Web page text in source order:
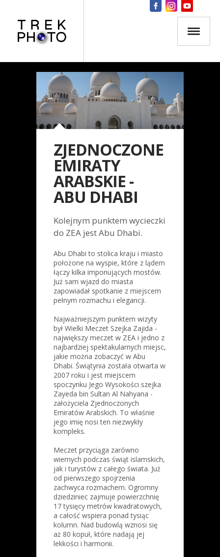
ZJEDNOCZONE
EMIRATY
ARABSKIE -
ABU DHABI
Kolejnym punktem wycieczki
do ZEA jest Abu Dhabi.
Abu Dhabi to stolica kraju i miasto
położone na wyspie, które z lądem
łączy kilka imponujących mostów.
Już sam wjazd do miasta
zapowiadał spotkanie z miejscem
pełnym rozmachu i elegancji.
Najważniejszym punktem wizyty
był Wielki Meczet Szejka Zajida -
największy meczet w ZEA i jedno z
najbardziej spektakularnych miejsc,
jakie można zobaczyć w Abu
Dhabi. Świątynia została otwarta w
2007 roku i jest miejscem
spoczynku Jego Wysokości szejka
Zayeda bin Sultan Al Nahyana -
założyciela Zjednoczonych
Emiratów Arabskich. To właśnie
jego imię nosi ten niezwykły
kompleks.
Meczet przyciąga zarówno
wiernych podczas świąt islamskich,
jak i turystów z całego świata. Już
od pierwszego spojrzenia
zachwyca rozmachem. Ogromny
dziedziniec zajmuje powierzchnię
17 tysięcy metrów kwadratowych,
a całość wspiera ponad tysiąc
kolumn. Nad budowlą wznosi się
aż 80 kopuł, które nadają jej
lekkości i harmonii.